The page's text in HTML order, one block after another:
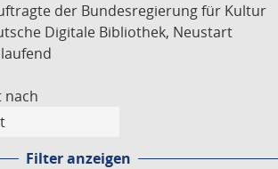
der Bundesregierung für Kultur
Digitale Bibliothek, Neustart
laufend
Filter anzeigen